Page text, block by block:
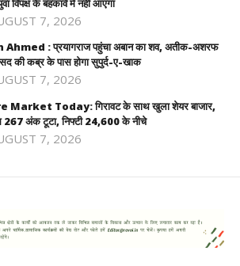
7, 2026
: प्रयागराज पहुंचा अबान का शव, अतीक-अशरफ
की कब्र के पास होगा सुपुर्द-ए-खाक
7, 2026
Market Today: गिरावट के साथ खुला शेयर बाजार,
अंक टूटा, निफ्टी 24,600 के नीचे
7, 2026